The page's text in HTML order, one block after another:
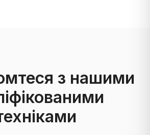
з нашими